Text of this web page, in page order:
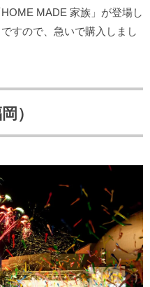
MADE 家族」が登場し
すので、急いで購入しまし
）